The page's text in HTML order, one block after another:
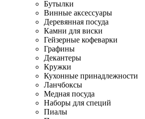
Бутылки
Винные аксессуары
Деревянная посуда
Камни для виски
Гейзерные кофеварки
Графины
Декантеры
Кружки
Кухонные принадлежности
Ланчбоксы
Медная посуда
Наборы для специй
Пиалы